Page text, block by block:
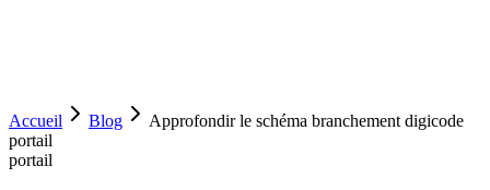
Accueil Blog
Approfondir le schéma branchement digicode
portail
portail